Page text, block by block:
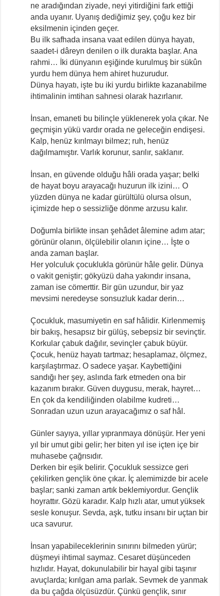
ne aradığından ziyade, neyi yitirdiğini fark ettiği
anda uyanır. Uyanış dediğimiz şey, çoğu kez bir
eksilmenin içinden geçer.
Bu ilk safhada insana vaat edilen dünya hayatı,
saadet-i dâreyn denilen o ilk durakta başlar. Ana
rahmi… İki dünyanın eşiğinde kurulmuş bir sükûn
yurdu hem dünya hem ahiret huzurudur.
Dünya hayatı, işte bu iki yurdu birlikte kazanabilme
ihtimalinin imtihan sahnesi olarak hazırlanır.
İnsan, emaneti bu bilinçle yüklenerek yola çıkar. Ne
geçmişin yükü vardır orada ne geleceğin endişesi.
Kalp, henüz kırılmayı bilmez; ruh, henüz
dağılmamıştır. Varlık korunur, sarılır, saklanır.
İnsan, en güvende olduğu hâli orada yaşar; belki
de hayat boyu arayacağı huzurun ilk izini… O
yüzden dünya ne kadar gürültülü olursa olsun,
içimizde hep o sessizliğe dönme arzusu kalır.
Doğumla birlikte insan şehâdet âlemine adım atar;
görünür olanın, ölçülebilir olanın içine… İşte o
anda zaman başlar.
Her yolculuk çocuklukla görünür hâle gelir. Dünya
o vakit geniştir; gökyüzü daha yakındır insana,
zaman ise cömerttir. Bir gün uzundur, bir yaz
mevsimi neredeyse sonsuzluk kadar derin…
Çocukluk, masumiyetin en saf hâlidir. Kirlenmemiş
bir bakış, hesapsız bir gülüş, sebepsiz bir sevinçtir.
Korkular çabuk dağılır, sevinçler çabuk büyür.
Çocuk, henüz hayatı tartmaz; hesaplamaz, ölçmez,
karşılaştırmaz. O sadece yaşar. Kaybettiğini
sandığı her şey, aslında fark etmeden ona bir
kazanım bırakır. Güven duygusu, merak, hayret…
En çok da kendiliğinden olabilme kudreti…
Sonradan uzun uzun arayacağımız o saf hâl.
Günler sayıya, yıllar yıpranmaya dönüşür. Her yeni
yıl bir umut gibi gelir; her biten yıl ise içten içe bir
muhasebe çağrısıdır.
Derken bir eşik belirir. Çocukluk sessizce geri
çekilirken gençlik öne çıkar. İç alemimizde bir acele
başlar; sanki zaman artık beklemiyordur. Gençlik
hoyrattır. Gözü karadır. Kalp hızlı atar, umut yüksek
sesle konuşur. Sevda, aşk, tutku insanı bir uçtan bir
uca savurur.
İnsan yapabileceklerinin sınırını bilmeden yürür;
düşmeyi ihtimal saymaz. Cesaret düşünceden
hızlıdır. Hayat, dokunulabilir bir hayal gibi taşınır
avuçlarda; kırılgan ama parlak. Sevmek de yanmak
da bu çağda ölçüsüzdür. Çünkü gençlik, sınır